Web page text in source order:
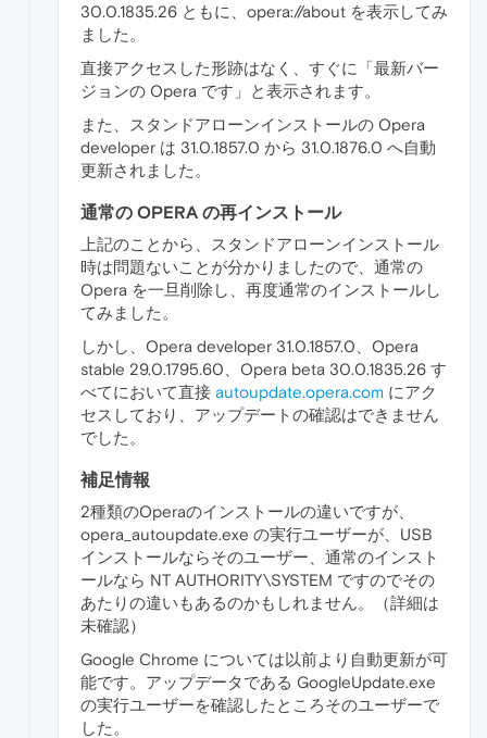
30.0.1835.26 ともに、opera://about を表示してみ
ました。
直接アクセスした形跡はなく、すぐに「最新バー
ジョンの Opera です」と表示されます。
また、スタンドアローンインストールの Opera
developer は 31.0.1857.0 から 31.0.1876.0 へ自動
更新されました。
通常の OPERA の再インストール
上記のことから、スタンドアローンインストール
時は問題ないことが分かりましたので、通常の
Opera を一旦削除し、再度通常のインストールし
てみました。
しかし、Opera developer 31.0.1857.0、Opera
stable 29.0.1795.60、Opera beta 30.0.1835.26 す
べてにおいて直接 autoupdate.opera.com にアク
セスしており、アップデートの確認はできません
でした。
補足情報
2種類のOperaのインストールの違いですが、
opera_autoupdate.exe の実行ユーザーが、USB
インストールならそのユーザー、通常のインスト
ールなら NT AUTHORITY\SYSTEM ですのでその
あたりの違いもあるのかもしれません。（詳細は
未確認）
Google Chrome については以前より自動更新が可
能です。アップデータである GoogleUpdate.exe
の実行ユーザーを確認したところそのユーザーで
した。